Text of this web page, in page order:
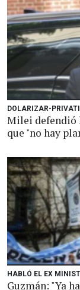
DOLARIZAR-
Milei defendió
que "no hay
HABLÓ EL EX
Guzmán: "Ya